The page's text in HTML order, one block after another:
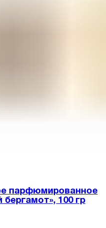
парфюмированное
бергамот», 100 гр